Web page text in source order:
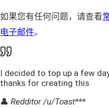
如果您有任何问题，请查看
电子邮件。
I decided to top up a few
thanks for creating this
👤 Redditor /u/Toast***